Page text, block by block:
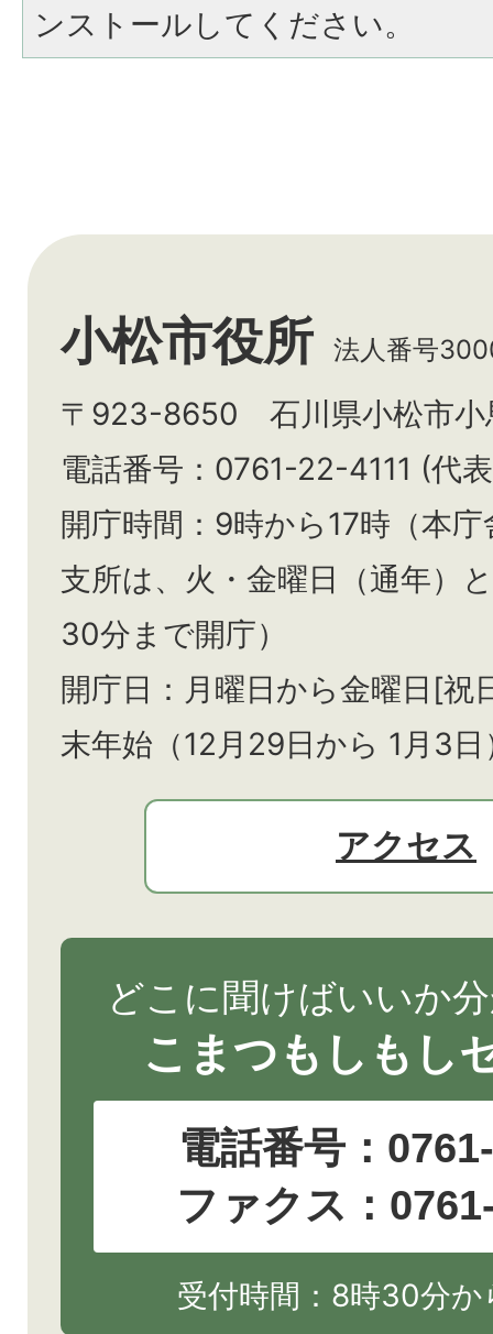
ンストールしてください。
小松市役所 法人番号
〒923-8650 石川県小松市小
電話番号：0761-22-4111 (代
開庁時間：9時から17時（本
支所は、火・金曜日（通年）と
30分まで開庁）
開庁日：月曜日から金曜日[祝
末年始（12月29日から 1月3
アクセス
どこに聞けばいいか
こまつもしもし
電話番号：
ファクス：
受付時間：8時30分